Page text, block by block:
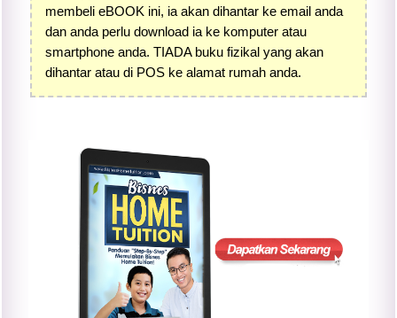
membeli eBOOK ini, ia akan dihantar ke email anda
dan anda perlu download ia ke komputer atau
smartphone anda. TIADA buku fizikal yang akan
dihantar atau di POS ke alamat rumah anda.